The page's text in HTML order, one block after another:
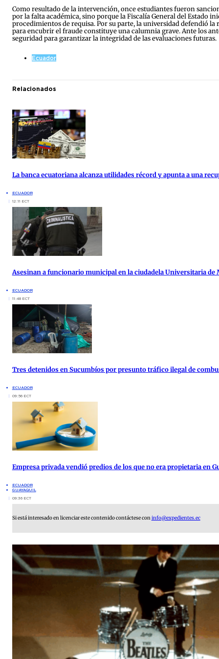
Como resultado de la intervención, once estudiantes fueron
por la falta académica, sino porque la Fiscalía General del Estado
procedimientos de requisa. Por su parte, la universidad defendió
para encubrir el fraude constituye una calumnia grave. Ante los
seguridad para garantizar la integridad de las evaluaciones futuras.
Ecuador
Relacionados
La banca ecuatoriana alcanza utilidades récord y apunta a una
ECUADOR
12:11 ECT
Asesinan a funcionario municipal en la ciudadela Universitaria de
ECUADOR
11:48 ECT
Tres detenidos en Sucumbíos por presunto tráfico ilegal de
ECUADOR
09:56 ECT
Empresa privada vendió predios de los que no era propietaria en
ECUADOR
GUAYAQUIL
09:36 ECT
Si está interesado en licenciar este contenido contáctese coninfo@expedientes.ec